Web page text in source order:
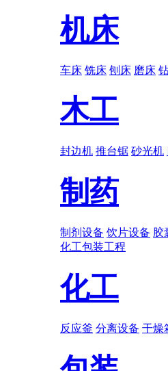
机床
车床 铣床 刨床 磨床
木工
封边机 推台锯 砂光机
制药
制剂设备 饮片设备 胶
化工包装工程
化工
反应釜 分离设备 干燥